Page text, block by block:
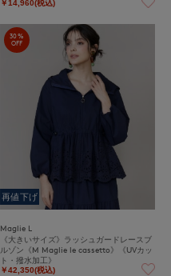
￥14,960(税込)
30%
OFF
再値下げ
Maglie L
《大きいサイズ》ラッシュガードレースブ
ルゾン《M Maglie le cassetto》《UVカッ
ト・撥水加工》
￥42,350(税込)